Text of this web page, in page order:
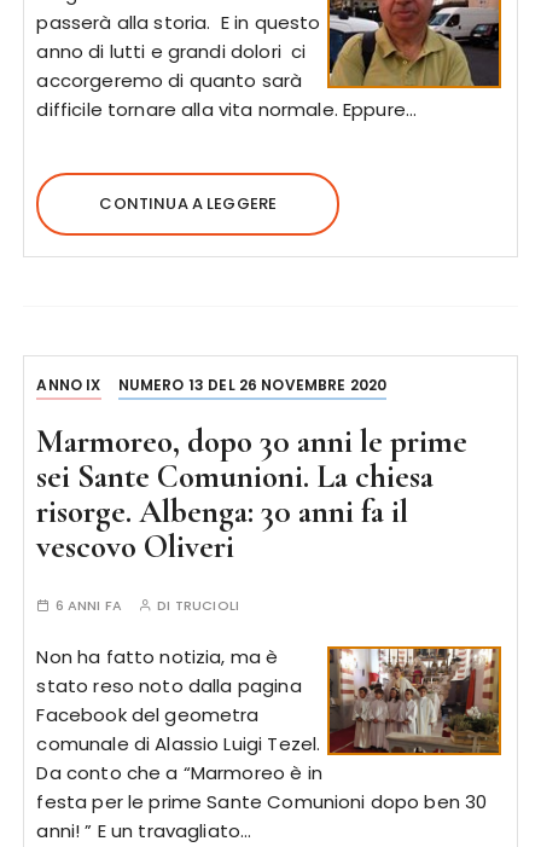
passerà alla storia. E in questo
anno di lutti e grandi dolori ci
accorgeremo di quanto sarà
difficile tornare alla vita normale. Eppure…
CONTINUA A LEGGERE
ANNO IX NUMERO 13 DEL 26 NOVEMBRE 2020
Marmoreo, dopo 30 anni le prime
sei Sante Comunioni. La chiesa
risorge. Albenga: 30 anni fa il
vescovo Oliveri
6 ANNI FA DI TRUCIOLI
Non ha fatto notizia, ma è
stato reso noto dalla pagina
Facebook del geometra
comunale di Alassio Luigi Tezel.
Da conto che a “Marmoreo è in
festa per le prime Sante Comunioni dopo ben 30
anni! ” E un travagliato…